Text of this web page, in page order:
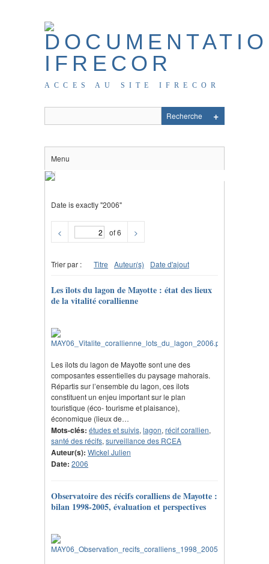
ACCES AU SITE IFRECOR
Menu
Date is exactly "2006"
< of 6 >
Trier par : Titre Auteur(s) Date d'ajout
Les îlots du lagon de Mayotte : état des lieux
de la vitalité corallienne
Les îlots du lagon de Mayotte sont une des
composantes essentielles du paysage mahorais.
Répartis sur l’ensemble du lagon, ces îlots
constituent un enjeu important sur le plan
touristique (éco- tourisme et plaisance),
économique (lieux de…
Mots-clés: études et suivis, lagon, récif corallien,
santé des récifs, surveillance des RCEA
Auteur(s): Wickel Julien
Date: 2006
Observatoire des récifs coralliens de Mayotte :
bilan 1998-2005, évaluation et perspectives